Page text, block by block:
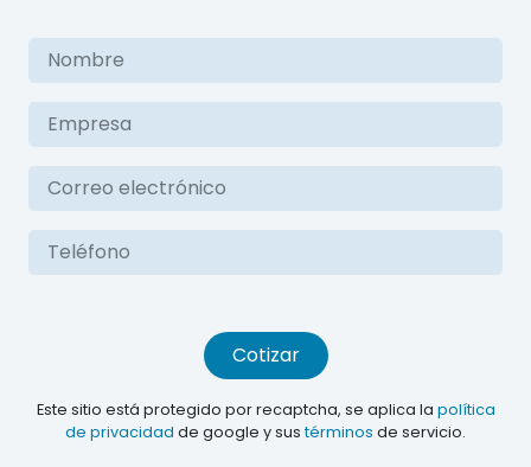
Cotizar
Este sitio está protegido por recaptcha, se aplica la política
de privacidad de google y sus términos de servicio.